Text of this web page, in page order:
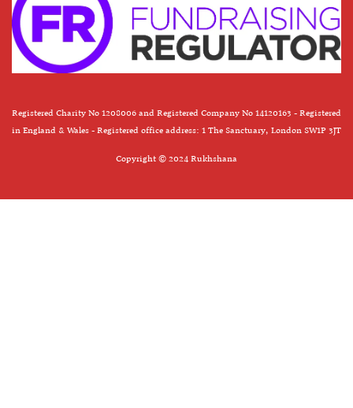
Registered Charity No 1208006 and Registered Company No 14120163 - Registered
in England & Wales - Registered office address: 1 The Sanctuary, London SW1P 3JT
Copyright © 2024 Rukhshana